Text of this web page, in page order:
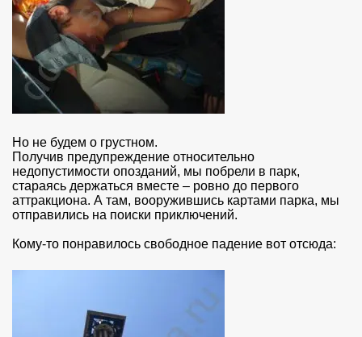
Но не будем о грустном.
Получив предупреждение относительно
недопустимости опозданий, мы побрели в парк,
стараясь держаться вместе – ровно до первого
аттракциона. А там, вооружившись картами парка, мы
отправились на поиски приключений.
Кому-то понравилось свободное падение вот отсюда: